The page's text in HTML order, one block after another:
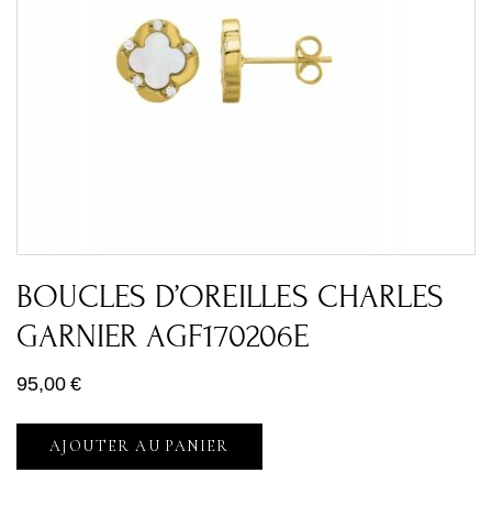
BOUCLES D’OREILLES CHARLES
GARNIER AGF170206E
95,00€
AJOUTER AU PANIER